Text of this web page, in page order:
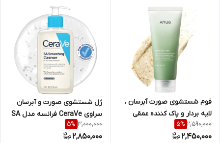
فوم شستشوی صورت آبرسان ،
لایه بردار و پاک کننده عمقی
+ BHA حجم ۱۵۰ میل
2,590,000
5%
2,450,000
ژل شستشوی صورت و آبرسان
سراوی CeraVe فرانسه مدل SA
Smoothing Cleanser
مخصوص پوست های حساس و
3,000,000
5%
2,850,000